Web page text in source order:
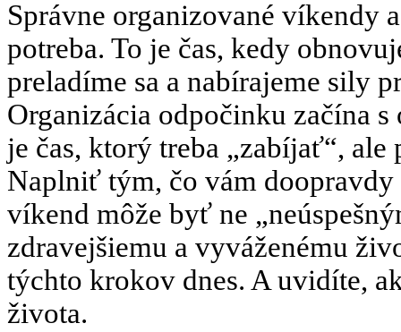
Správne organizované víkendy
potreba. To je čas, kedy
preladíme sa a nabírajeme sily
Organizácia odpočinku začína
je čas, ktorý treba „zabíjať“,
Naplniť tým, čo vám doopravdy
víkend môže byť ne
zdravejšiemu a vyváženému
týchto krokov dnes. A uvidíte,
života.